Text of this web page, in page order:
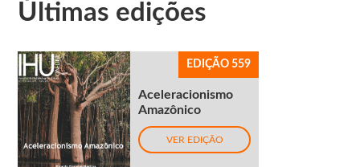
Últimas edições
EDIÇÃO 559
Aceleracionismo
Amazônico
VER EDIÇÃO